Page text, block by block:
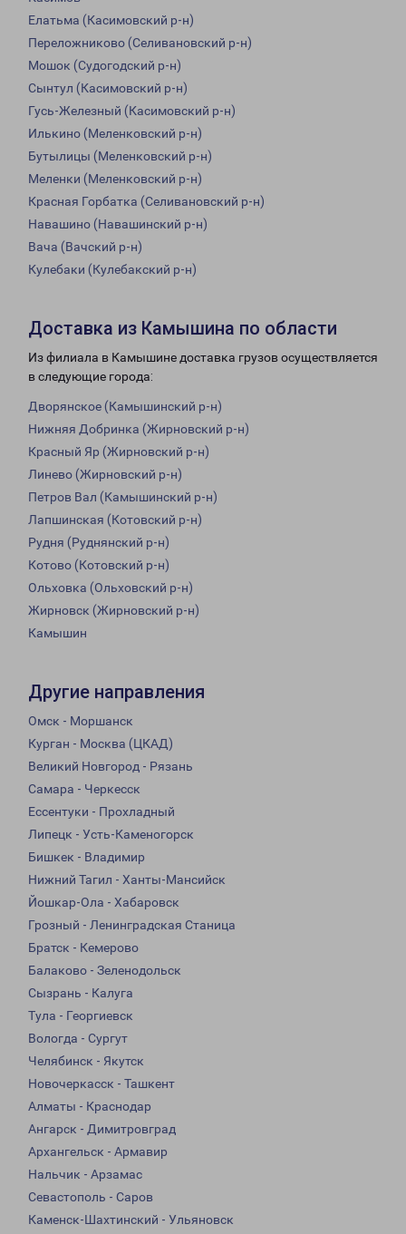
Елатьма (Касимовский р-н)
Переложниково (Селивановский р-н)
Мошок (Судогодский р-н)
Сынтул (Касимовский р-н)
Гусь-Железный (Касимовский р-н)
Илькино (Меленковский р-н)
Бутылицы (Меленковский р-н)
Меленки (Меленковский р-н)
Красная Горбатка (Селивановский р-н)
Навашино (Навашинский р-н)
Вача (Вачский р-н)
Кулебаки (Кулебакский р-н)
Доставка из Камышина по области
Из филиала в Камышине доставка грузов осуществляется
в следующие города:
Дворянское (Камышинский р-н)
Нижняя Добринка (Жирновский р-н)
Красный Яр (Жирновский р-н)
Линево (Жирновский р-н)
Петров Вал (Камышинский р-н)
Лапшинская (Котовский р-н)
Рудня (Руднянский р-н)
Котово (Котовский р-н)
Ольховка (Ольховский р-н)
Жирновск (Жирновский р-н)
Камышин
Другие направления
Омск - Моршанск
Курган - Москва (ЦКАД)
Великий Новгород - Рязань
Самара - Черкесск
Ессентуки - Прохладный
Липецк - Усть-Каменогорск
Бишкек - Владимир
Нижний Тагил - Ханты-Мансийск
Йошкар-Ола - Хабаровск
Грозный - Ленинградская Станица
Братск - Кемерово
Балаково - Зеленодольск
Сызрань - Калуга
Тула - Георгиевск
Вологда - Сургут
Челябинск - Якутск
Новочеркасск - Ташкент
Алматы - Краснодар
Ангарск - Димитровград
Архангельск - Армавир
Нальчик - Арзамас
Севастополь - Саров
Каменск-Шахтинский - Ульяновск